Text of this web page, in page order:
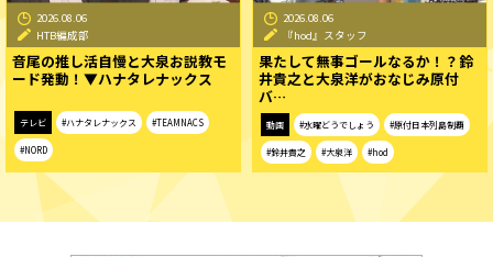
2026.08.06
HTB編成部
音尾の推し活自慢と大泉お説教モ
ード発動！▼ハナタレナックス
テレビ #ハナタレナックス #TEAMNACS
#NORD
2026.08.06
『hod』スタッフ
果たして無事ゴールなるか！？鈴
井貴之と大泉洋がおなじみ原付
バ…
動画 #水曜どうでしょう #原付日本列島制覇
#鈴井貴之 #大泉洋 #hod